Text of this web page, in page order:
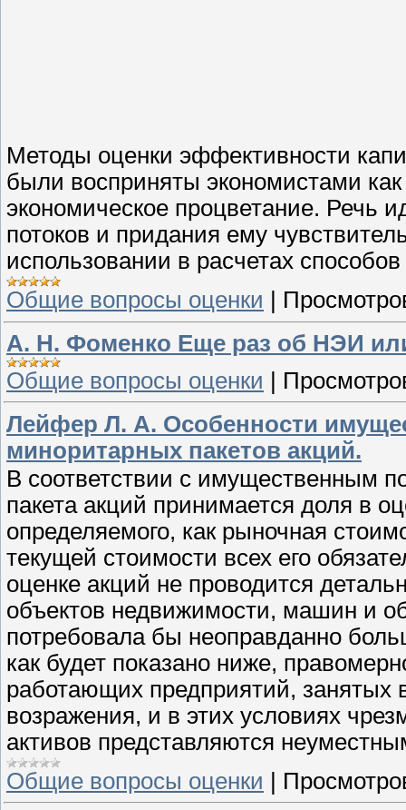
Методы оценки эффективности
были восприняты экономистами
экономическое процветание. Речь
потоков и придания ему
использовании в расчетах способов
Общие вопросы оценки
А. Н. Фоменко Еще раз об НЭИ
Общие вопросы оценки
Лейфер Л. А. Особенности
миноритарных пакетов акций.
В соответствии с имущественным
пакета акций принимается доля в
определяемого, как рыночная
текущей стоимости всех его
оценке акций не проводится
объектов недвижимости, машин и
потребовала бы неоправданно
как будет показано ниже,
работающих предприятий, занятых
возражения, и в этих условиях
активов представляются
Общие вопросы оценки |